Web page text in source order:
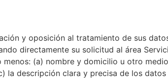
y oposición al tratamiento de sus
directamente su solicitud al área
(a) nombre y domicilio u otro
la descripción clara y precisa de los